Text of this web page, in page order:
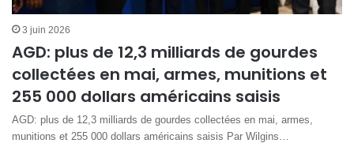
3 juin 2026
AGD: plus de 12,3 milliards de gourdes
collectées en mai, armes, munitions et
255 000 dollars américains saisis
AGD: plus de 12,3 milliards de gourdes collectées en mai, armes,
munitions et 255 000 dollars américains saisis Par Wilgins…